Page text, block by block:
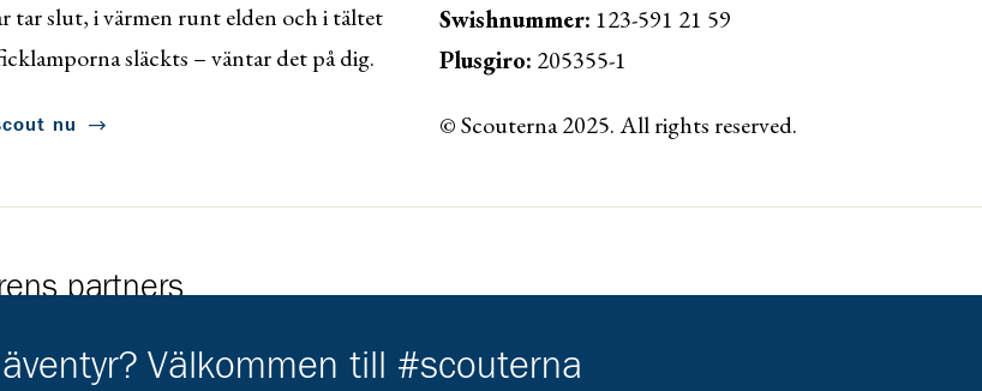
tar slut, i värmen runt elden och i tältet
släckts – väntar det på dig.
nu
Swishnummer: 123-591 21 59
Plusgiro: 205355-1
© Scouterna 2025. All rights reserved.
partners
https://www.mera.se/ Gå till https://www.lansforsakringar.se/vasterbotten/privat/
Välkommen till #scouterna